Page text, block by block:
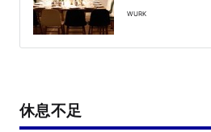
WURK
休息不足